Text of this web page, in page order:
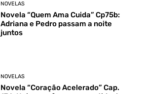
NOVELAS
Novela “Quem Ama Cuida” Cp75b:
Adriana e Pedro passam a noite
juntos
NOVELAS
Novela “Coração Acelerado” Cap.